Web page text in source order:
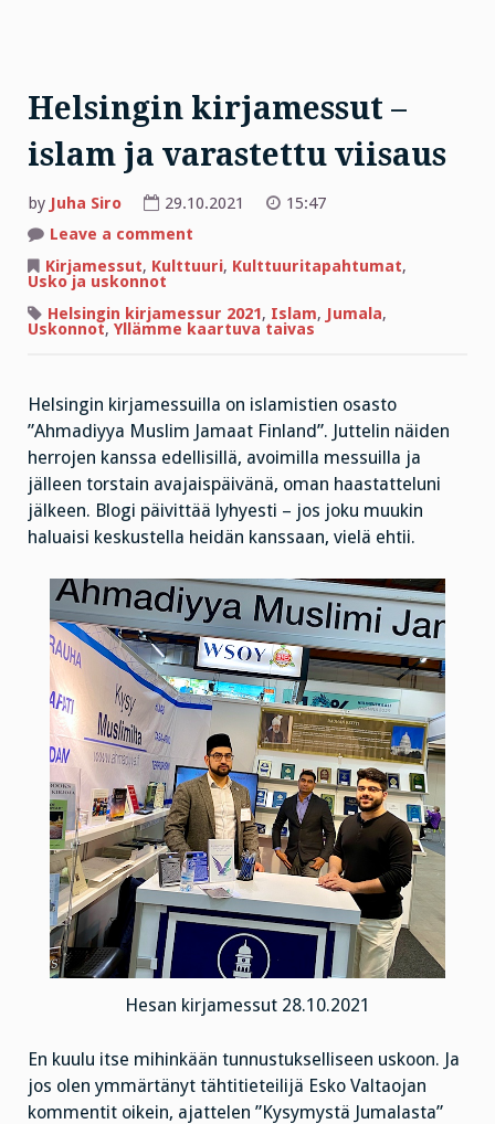
Helsingin kirjamessut –
islam ja varastettu viisaus
by Juha Siro 29.10.2021
15:47
Leave a comment
kirjamessut
ja
varastettu
Kirjamessut, Kulttuuri, Kulttuuritapahtumat,
Usko ja uskonnot
Helsingin kirjamessur 2021, Islam, Jumala,
Uskonnot, Yllämme kaartuva taivas
Helsingin kirjamessuilla on islamistien osasto
”Ahmadiyya Muslim Jamaat Finland”. Juttelin näiden
herrojen kanssa edellisillä, avoimilla messuilla ja
jälleen torstain avajaispäivänä, oman haastatteluni
jälkeen. Blogi päivittää lyhyesti – jos joku muukin
haluaisi keskustella heidän kanssaan, vielä ehtii.
Hesan kirjamessut 28.10.2021
En kuulu itse mihinkään tunnustukselliseen uskoon. Ja
jos olen ymmärtänyt tähtitieteilijä Esko Valtaojan
kommentit oikein, ajattelen ”Kysymystä Jumalasta”